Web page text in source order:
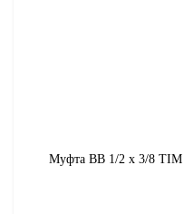
Муфта ВВ 1/2 х 3/8 TIM